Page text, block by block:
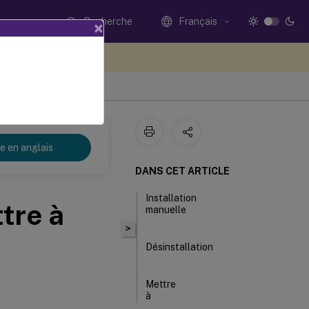
Recherche Français
en anglais
à
>
DANS CET ARTICLE
Installation
manuelle
Désinstallation
Mettre
à
×